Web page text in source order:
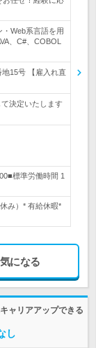
Web系言語を用
、C#、COBOL
地15号 【雇入れ直
決定いたします
標準労働時間 1
み）* 有給休暇*
気になる
ャリアアップできる
し